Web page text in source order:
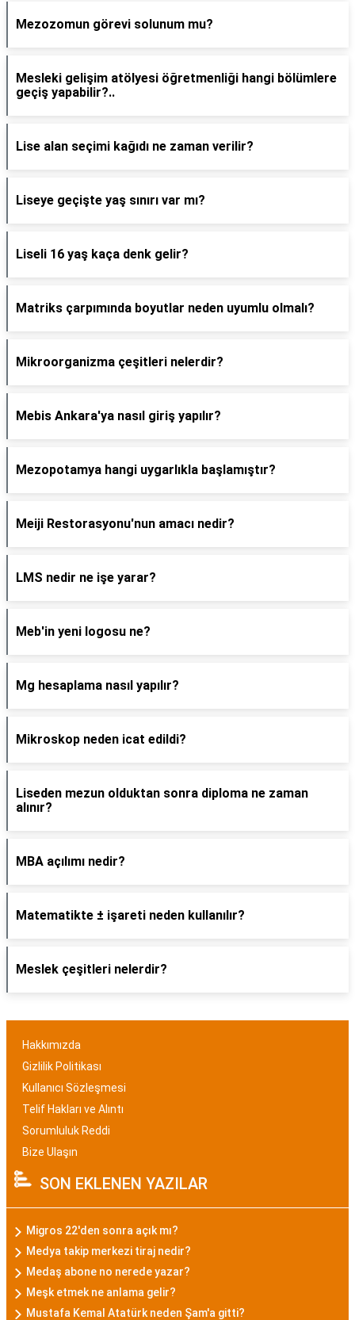
Mezozomun görevi solunum mu?
Mesleki gelişim atölyesi öğretmenliği hangi bölümlere
geçiş yapabilir?..
Lise alan seçimi kağıdı ne zaman verilir?
Liseye geçişte yaş sınırı var mı?
Liseli 16 yaş kaça denk gelir?
Matriks çarpımında boyutlar neden uyumlu olmalı?
Mikroorganizma çeşitleri nelerdir?
Mebis Ankara'ya nasıl giriş yapılır?
Mezopotamya hangi uygarlıkla başlamıştır?
Meiji Restorasyonu'nun amacı nedir?
LMS nedir ne işe yarar?
Meb'in yeni logosu ne?
Mg hesaplama nasıl yapılır?
Mikroskop neden icat edildi?
Liseden mezun olduktan sonra diploma ne zaman
alınır?
MBA açılımı nedir?
Matematikte ± işareti neden kullanılır?
Meslek çeşitleri nelerdir?
Hakkımızda
Gizlilik Politikası
Kullanıcı Sözleşmesi
Telif Hakları ve Alıntı
Sorumluluk Reddi
Bize Ulaşın
SON EKLENEN YAZILAR
Migros 22'den sonra açık mı?
Medya takip merkezi tiraj nedir?
Medaş abone no nerede yazar?
Meşk etmek ne anlama gelir?
Mustafa Kemal Atatürk neden Şam'a gitti?